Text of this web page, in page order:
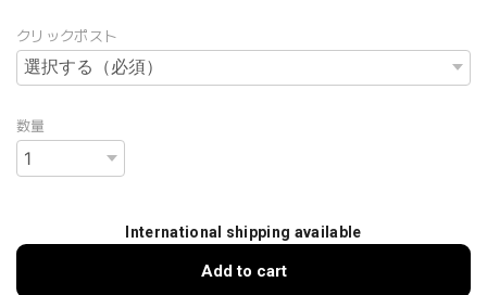
クリックポスト
数量
International shipping available
Add to cart